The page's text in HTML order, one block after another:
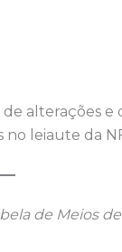
alterações e
leiaute da
de Meios